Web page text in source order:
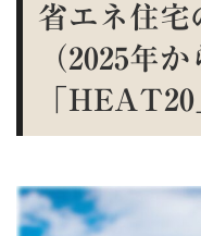
省エネ住宅
（2025年
「